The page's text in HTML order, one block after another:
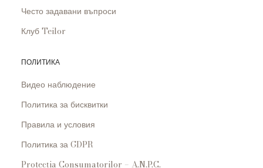
Често задавани въпроси
Клуб Teilor
ПОЛИТИКА
Видео наблюдение
Политика за бисквитки
Правила и условия
Политика за GDPR
Protecția Consumatorilor – A.N.P.C.